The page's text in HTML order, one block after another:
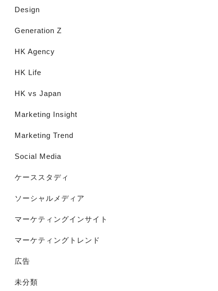
Design
Generation Z
HK Agency
HK Life
HK vs Japan
Marketing Insight
Marketing Trend
Social Media
ケーススタディ
ソーシャルメディア
マーケティングインサイト
マーケティングトレンド
広告
未分類